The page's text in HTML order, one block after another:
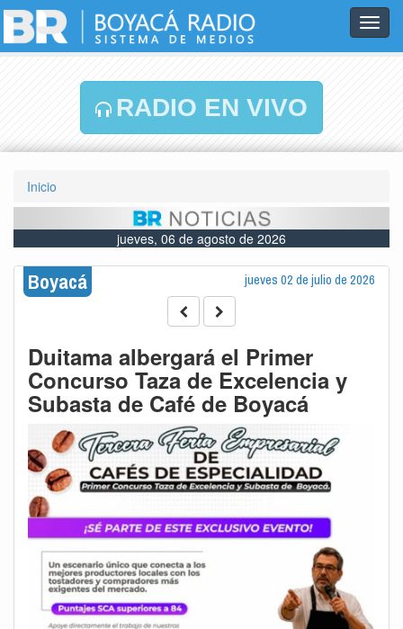
RADIO EN VIVO
Inicio
jueves, 06 de agosto de 2026
Boyacá jueves 02 de julio de 2026
Duitama albergará el Primer
Concurso Taza de Excelencia y
Subasta de Café de Boyacá